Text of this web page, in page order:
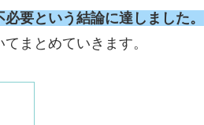
要という結論に達しました。
まとめていきます。